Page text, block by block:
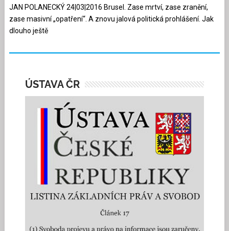
JAN POLANECKÝ 24|03|2016 Brusel. Zase mrtví, zase zranění,
zase masivní „opatření“. A znovu jalová politická prohlášení. Jak
dlouho ještě
ÚSTAVA ČR